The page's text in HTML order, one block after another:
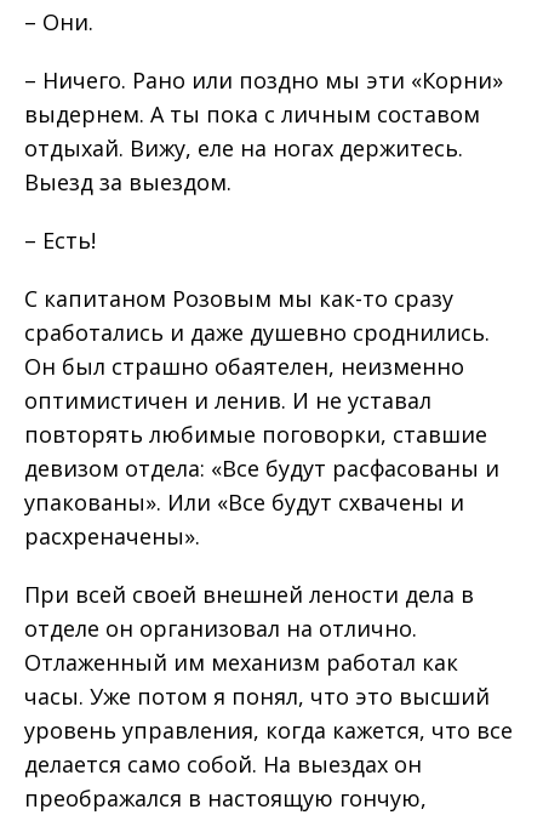
– Они.
– Ничего. Рано или поздно мы эти «Корни»
выдернем. А ты пока с личным составом
отдыхай. Вижу, еле на ногах держитесь.
Выезд за выездом.
– Есть!
С капитаном Розовым мы как-то сразу
сработались и даже душевно сроднились.
Он был страшно обаятелен, неизменно
оптимистичен и ленив. И не уставал
повторять любимые поговорки, ставшие
девизом отдела: «Все будут расфасованы и
упакованы». Или «Все будут схвачены и
расхреначены».
При всей своей внешней лености дела в
отделе он организовал на отлично.
Отлаженный им механизм работал как
часы. Уже потом я понял, что это высший
уровень управления, когда кажется, что все
делается само собой. На выездах он
преображался в настоящую гончую,